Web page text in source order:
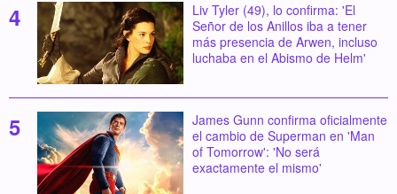
Liv Tyler (49), lo confirma: 'El
Señor de los Anillos iba a tener
más presencia de Arwen, incluso
luchaba en el Abismo de Helm'
James Gunn confirma oficialmente
el cambio de Superman en 'Man
of Tomorrow': 'No será
exactamente el mismo'